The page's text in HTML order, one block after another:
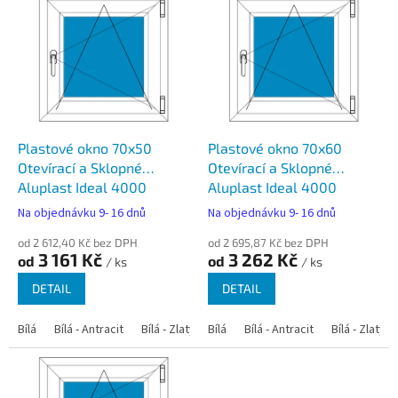
Plastové okno 70x50
Otevírací a Sklopné
Aluplast Ideal 4000
Na objednávku 9- 16 dnů
od 2 612,40 Kč bez DPH
od 3 161 Kč / ks
DETAIL
Bílá Bílá - Antracit Bílá - Zlatý dub Bílá - Tmavý dub Bílá -
Plastové okno 70x60
Otevírací a Sklopné
Aluplast Ideal 4000
Na objednávku 9- 16 dnů
od 2 695,87 Kč bez DPH
od 3 262 Kč / ks
DETAIL
Bílá Bílá - Antracit Bílá - Zlatý